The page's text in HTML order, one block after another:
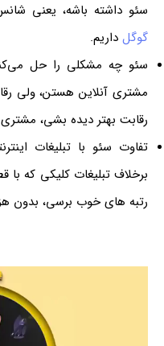
سئو داشته باشه، یعنی
گوگلداریم.
سئو چه مشکلی را حل
مشتری آنلاین هستن، ولی
رقابت بهتر دیده بشی،
تفاوت سئو با تبلیغات
برخلاف تبلیغات کلیکی که با
رتبه های خوب برسی، بدون